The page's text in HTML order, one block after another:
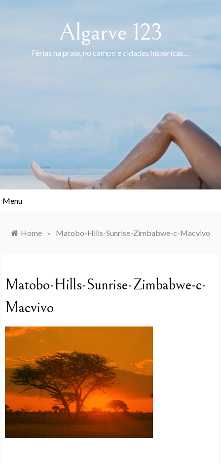
Algarve 123
Férias na praia, no campo e cidades históricas…
Menu
Home » Matobo-Hills-Sunrise-Zimbabwe-c-Macvivo
Matobo-Hills-Sunrise-Zimbabwe-c-
Macvivo